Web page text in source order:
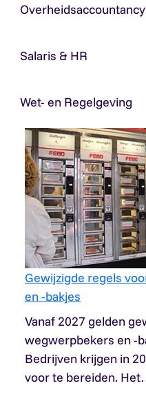
Overheidsaccountancy
Salaris & HR
Wet- en Regelgeving
Gewijzigde regels
en -bakjes
Vanaf 2027 gelden
wegwerpbekers en -
Bedrijven krijgen in
voor te bereiden.